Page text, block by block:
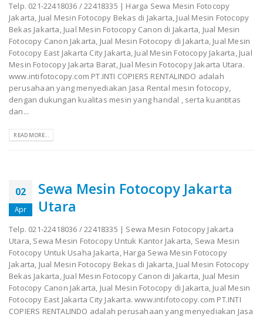
Telp. 021-22418036 / 22418335 | Harga Sewa Mesin Fotocopy
Jakarta, Jual Mesin Fotocopy Bekas di Jakarta, Jual Mesin Fotocopy
Bekas Jakarta, Jual Mesin Fotocopy Canon di Jakarta, Jual Mesin
Fotocopy Canon Jakarta, Jual Mesin Fotocopy di Jakarta, Jual Mesin
Fotocopy East Jakarta City Jakarta, Jual Mesin Fotocopy Jakarta, Jual
Mesin Fotocopy Jakarta Barat, Jual Mesin Fotocopy Jakarta Utara.
www.intifotocopy.com PT.INTI COPIERS RENTALINDO adalah
perusahaan yang menyediakan Jasa Rental mesin fotocopy,
dengan dukungan kualitas mesin yang handal , serta kuantitas
dan...
READ MORE...
02
Apr
Sewa Mesin Fotocopy Jakarta
Utara
Telp. 021-22418036 / 22418335 | Sewa Mesin Fotocopy Jakarta
Utara, Sewa Mesin Fotocopy Untuk Kantor Jakarta, Sewa Mesin
Fotocopy Untuk Usaha Jakarta, Harga Sewa Mesin Fotocopy
Jakarta, Jual Mesin Fotocopy Bekas di Jakarta, Jual Mesin Fotocopy
Bekas Jakarta, Jual Mesin Fotocopy Canon di Jakarta, Jual Mesin
Fotocopy Canon Jakarta, Jual Mesin Fotocopy di Jakarta, Jual Mesin
Fotocopy East Jakarta City Jakarta. www.intifotocopy.com PT.INTI
COPIERS RENTALINDO adalah perusahaan yang menyediakan Jasa